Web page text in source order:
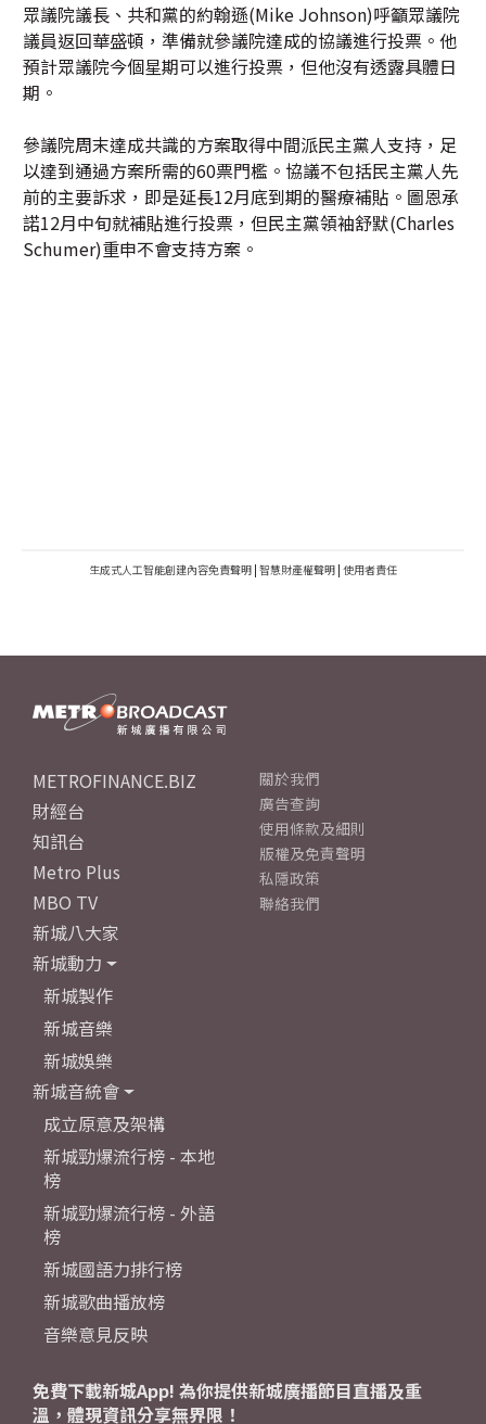
眾議院議長、共和黨的約翰遜(Mike Johnson)呼籲眾議院
議員返回華盛頓，準備就參議院達成的協議進行投票。他
預計眾議院今個星期可以進行投票，但他沒有透露具體日
期。
參議院周末達成共識的方案取得中間派民主黨人支持，足
以達到通過方案所需的60票門檻。協議不包括民主黨人先
前的主要訴求，即是延長12月底到期的醫療補貼。圖恩承
諾12月中旬就補貼進行投票，但民主黨領袖舒默(Charles
Schumer)重申不會支持方案。
生成式人工智能創建內容免責聲明 | 智慧財產權聲明 | 使用者責任
METROFINANCE.BIZ
財經台
知訊台
Metro Plus
MBO TV
新城八大家
新城動力
新城製作
新城音樂
新城娛樂
新城音統會
成立原意及架構
新城勁爆流行榜 - 本地
榜
新城勁爆流行榜 - 外語
榜
新城國語力排行榜
新城歌曲播放榜
音樂意見反映
關於我們
廣告查詢
使用條款及細則
版權及免責聲明
私隱政策
聯絡我們
免費下載新城App! 為你提供新城廣播節目直播及重
溫，體現資訊分享無界限！